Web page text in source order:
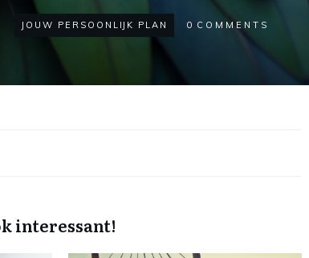
JOUW PERSOONLIJK PLAN 0 COMMENTS
interessant!